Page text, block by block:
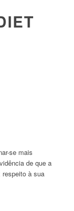
se mais
de que a
à sua